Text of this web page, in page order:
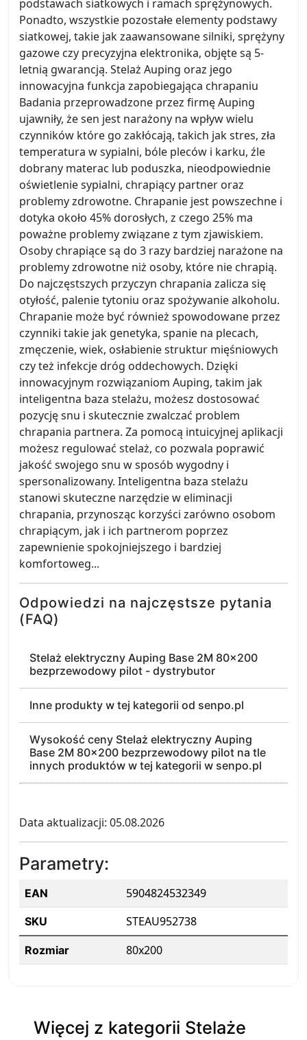
podstawach siatkowych i ramach sprężynowych.
Ponadto, wszystkie pozostałe elementy podstawy
siatkowej, takie jak zaawansowane silniki, sprężyny
gazowe czy precyzyjna elektronika, objęte są 5-
letnią gwarancją. Stelaż Auping oraz jego
innowacyjna funkcja zapobiegająca chrapaniu
Badania przeprowadzone przez firmę Auping
ujawniły, że sen jest narażony na wpływ wielu
czynników które go zakłócają, takich jak stres, zła
temperatura w sypialni, bóle pleców i karku, źle
dobrany materac lub poduszka, nieodpowiednie
oświetlenie sypialni, chrapiący partner oraz
problemy zdrowotne. Chrapanie jest powszechne i
dotyka około 45% dorosłych, z czego 25% ma
poważne problemy związane z tym zjawiskiem.
Osoby chrapiące są do 3 razy bardziej narażone na
problemy zdrowotne niż osoby, które nie chrapią.
Do najczęstszych przyczyn chrapania zalicza się
otyłość, palenie tytoniu oraz spożywanie alkoholu.
Chrapanie może być również spowodowane przez
czynniki takie jak genetyka, spanie na plecach,
zmęczenie, wiek, osłabienie struktur mięśniowych
czy też infekcje dróg oddechowych. Dzięki
innowacyjnym rozwiązaniom Auping, takim jak
inteligentna baza stelażu, możesz dostosować
pozycję snu i skutecznie zwalczać problem
chrapania partnera. Za pomocą intuicyjnej aplikacji
możesz regulować stelaż, co pozwala poprawić
jakość swojego snu w sposób wygodny i
spersonalizowany. Inteligentna baza stelażu
stanowi skuteczne narzędzie w eliminacji
chrapania, przynosząc korzyści zarówno osobom
chrapiącym, jak i ich partnerom poprzez
zapewnienie spokojniejszego i bardziej
komfortoweg...
Odpowiedzi na najczęstsze pytania
(FAQ)
Stelaż elektryczny Auping Base 2M 80x200
bezprzewodowy pilot - dystrybutor
Inne produkty w tej kategorii od senpo.pl
Wysokość ceny Stelaż elektryczny Auping
Base 2M 80x200 bezprzewodowy pilot na tle
innych produktów w tej kategorii w senpo.pl
Data aktualizacji: 05.08.2026
Parametry:
EAN 5904824532349
SKU STEAU952738
Rozmiar 80x200
Więcej z kategorii Stelaże